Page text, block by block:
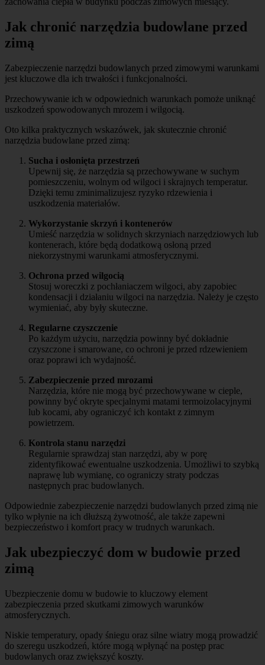
Jak chronić narzędzia budowlane przed
zimą
Zabezpieczenie narzędzi budowlanych przed zimowymi warunkami
jest kluczowe dla ich trwałości i funkcjonalności.
Przechowywanie ich w odpowiednich warunkach pomoże uniknąć
uszkodzeń spowodowanych mrozem i wilgocią.
Oto kilka praktycznych wskazówek, jak skutecznie chronić
narzędzia budowlane przed zimą:
Sucha i osłonięta przestrzeń
Upewnij się, że narzędzia są przechowywane w suchym
pomieszczeniu, wolnym od wilgoci i skrajnych temperatur.
Dzięki temu zminimalizujesz ryzyko rdzewienia i
uszkodzenia materiałów.
Wykorzystanie skrzyń i kontenerów
Umieść narzędzia w solidnych skrzyniach narzędziowych lub
kontenerach, które będą dodatkową osłoną przed
niekorzystnymi warunkami atmosferycznymi.
Ochrona przed wilgocią
Stosuj woreczki z pochłaniaczem wilgoci, aby zapobiec
kondensacji i działaniu wilgoci na narzędzia. Należy je często
wymieniać, aby były skuteczne.
Regularne czyszczenie
Po każdym użyciu, narzędzia powinny być dokładnie
czyszczone i smarowane, co ochroni je przed rdzewieniem
oraz poprawi ich wydajność.
Zabezpieczenie przed mrozami
Narzędzia, które nie mogą być przechowywane w cieple,
powinny być okryte specjalnymi matami termoizolacyjnymi
lub kocami, aby ograniczyć ich kontakt z zimnym
powietrzem.
Kontrola stanu narzędzi
Regularnie sprawdzaj stan narzędzi, aby w porę
zidentyfikować ewentualne uszkodzenia. Umożliwi to szybką
naprawę lub wymianę, co ograniczy straty podczas
następnych prac budowlanych.
Odpowiednie zabezpieczenie narzędzi budowlanych przed zimą nie
tylko wpłynie na ich dłuższą żywotność, ale także zapewni
bezpieczeństwo i komfort pracy w trudnych warunkach.
Jak ubezpieczyć dom w budowie przed
zimą
Ubezpieczenie domu w budowie to kluczowy element
zabezpieczenia przed skutkami zimowych warunków
atmosferycznych.
Niskie temperatury, opady śniegu oraz silne wiatry mogą prowadzić
do szeregu uszkodzeń, które mogą wpłynąć na postęp prac
budowlanych oraz zwiększyć koszty.